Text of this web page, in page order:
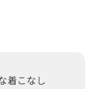
着こなし